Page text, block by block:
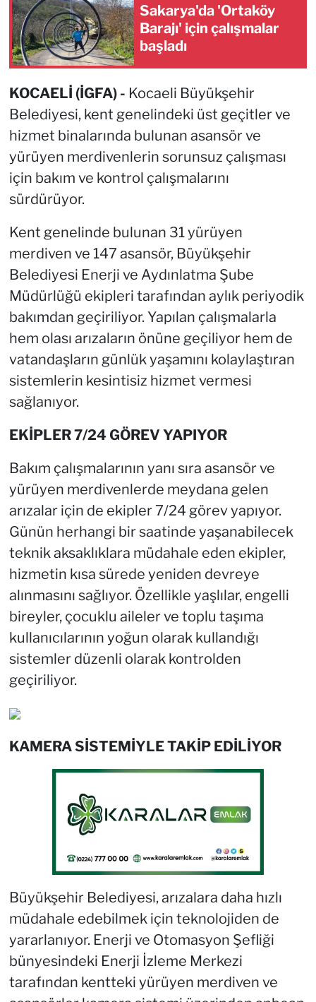
Sakarya'da 'Ortaköy
Barajı' için çalışmalar
başladı
KOCAELİ (İGFA) - Kocaeli Büyükşehir
Belediyesi, kent genelindeki üst geçitler ve
hizmet binalarında bulunan asansör ve
yürüyen merdivenlerin sorunsuz çalışması
için bakım ve kontrol çalışmalarını
sürdürüyor.
Kent genelinde bulunan 31 yürüyen
merdiven ve 147 asansör, Büyükşehir
Belediyesi Enerji ve Aydınlatma Şube
Müdürlüğü ekipleri tarafından aylık periyodik
bakımdan geçiriliyor. Yapılan çalışmalarla
hem olası arızaların önüne geçiliyor hem de
vatandaşların günlük yaşamını kolaylaştıran
sistemlerin kesintisiz hizmet vermesi
sağlanıyor.
EKİPLER 7/24 GÖREV YAPIYOR
Bakım çalışmalarının yanı sıra asansör ve
yürüyen merdivenlerde meydana gelen
arızalar için de ekipler 7/24 görev yapıyor.
Günün herhangi bir saatinde yaşanabilecek
teknik aksaklıklara müdahale eden ekipler,
hizmetin kısa sürede yeniden devreye
alınmasını sağlıyor. Özellikle yaşlılar, engelli
bireyler, çocuklu aileler ve toplu taşıma
kullanıcılarının yoğun olarak kullandığı
sistemler düzenli olarak kontrolden
geçiriliyor.
KAMERA SİSTEMİYLE TAKİP EDİLİYOR
Büyükşehir Belediyesi, arızalara daha hızlı
müdahale edebilmek için teknolojiden de
yararlanıyor. Enerji ve Otomasyon Şefliği
bünyesindeki Enerji İzleme Merkezi
tarafından kentteki yürüyen merdiven ve